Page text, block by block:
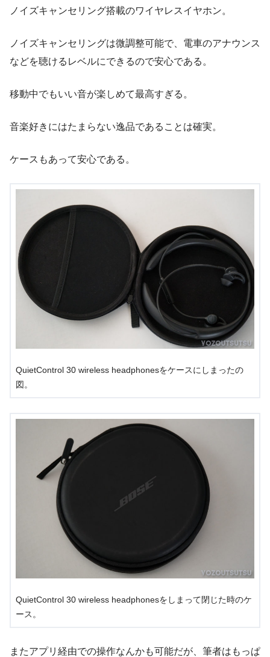
ノイズキャンセリング搭載のワイヤレスイヤホン。
ノイズキャンセリングは微調整可能で、電車のアナウンス
などを聴けるレベルにできるので安心である。
移動中でもいい音が楽しめて最高すぎる。
音楽好きにはたまらない逸品であることは確実。
ケースもあって安心である。
QuietControl 30 wireless headphonesをケースにしまったの
図。
QuietControl 30 wireless headphonesをしまって閉じた時のケ
ース。
またアプリ経由での操作なんかも可能だが、筆者はもっぱ